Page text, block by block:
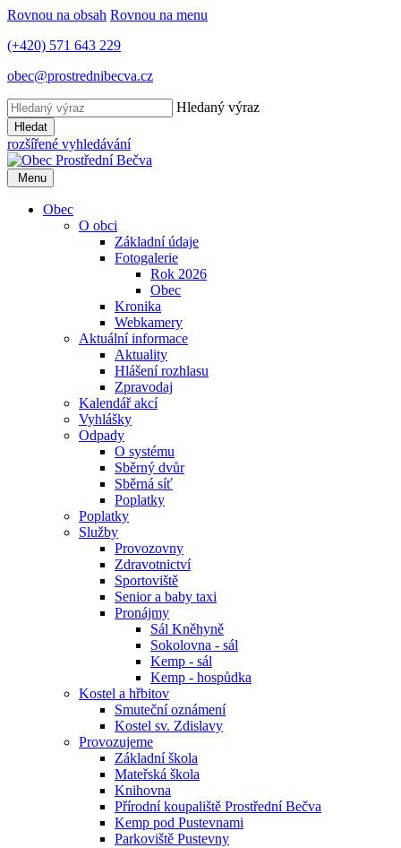
Rovnou na obsah Rovnou na menu
(+420) 571 643 229
obec@prostrednibecva.cz
Hledaný výraz
Hledat
rozšířené vyhledávání
Menu
Obec
O obci
Základní údaje
Fotogalerie
Rok 2026
Obec
Kronika
Webkamery
Aktuální informace
Aktuality
Hlášení rozhlasu
Zpravodaj
Kalendář akcí
Vyhlášky
Odpady
O systému
Sběrný dvůr
Sběrná síť
Poplatky
Poplatky
Služby
Provozovny
Zdravotnictví
Sportoviště
Senior a baby taxi
Pronájmy
Sál Kněhyně
Sokolovna - sál
Kemp - sál
Kemp - hospůdka
Kostel a hřbitov
Smuteční oznámení
Kostel sv. Zdislavy
Provozujeme
Základní škola
Mateřská škola
Knihovna
Přírodní koupaliště Prostřední Bečva
Kemp pod Pustevnami
Parkoviště Pustevny